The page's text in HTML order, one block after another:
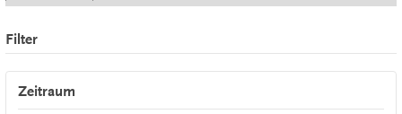
Filter
Zeitraum